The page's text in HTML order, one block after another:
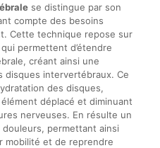
se distingue par son
compte des besoins
Cette technique repose sur
permettent d’étendre
créant ainsi une
disques intervertébraux. Ce
des disques,
déplacé et diminuant
nerveuses. En résulte un
permettant ainsi
mobilité et de reprendre